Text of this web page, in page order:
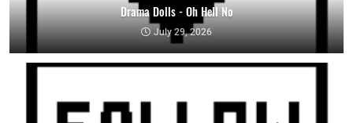
Drama Dolls - Oh Hell No
July 29, 2026